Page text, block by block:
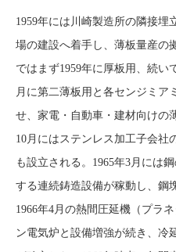
1959年には川崎製造所の隣接埋
場の建設へ着手し、薄板量産の
ではまず1959年に厚板用、続い
月に第二薄板用と各センジミア
せ、家電・自動車・建材向けの
10月にはステンレス加工子会社
も設立される。1965年3月には
する連続鋳造設備が稼動し、鋼
1966年4月の熱間圧延機（プラ
ン電気炉と設備増強が続き、冷